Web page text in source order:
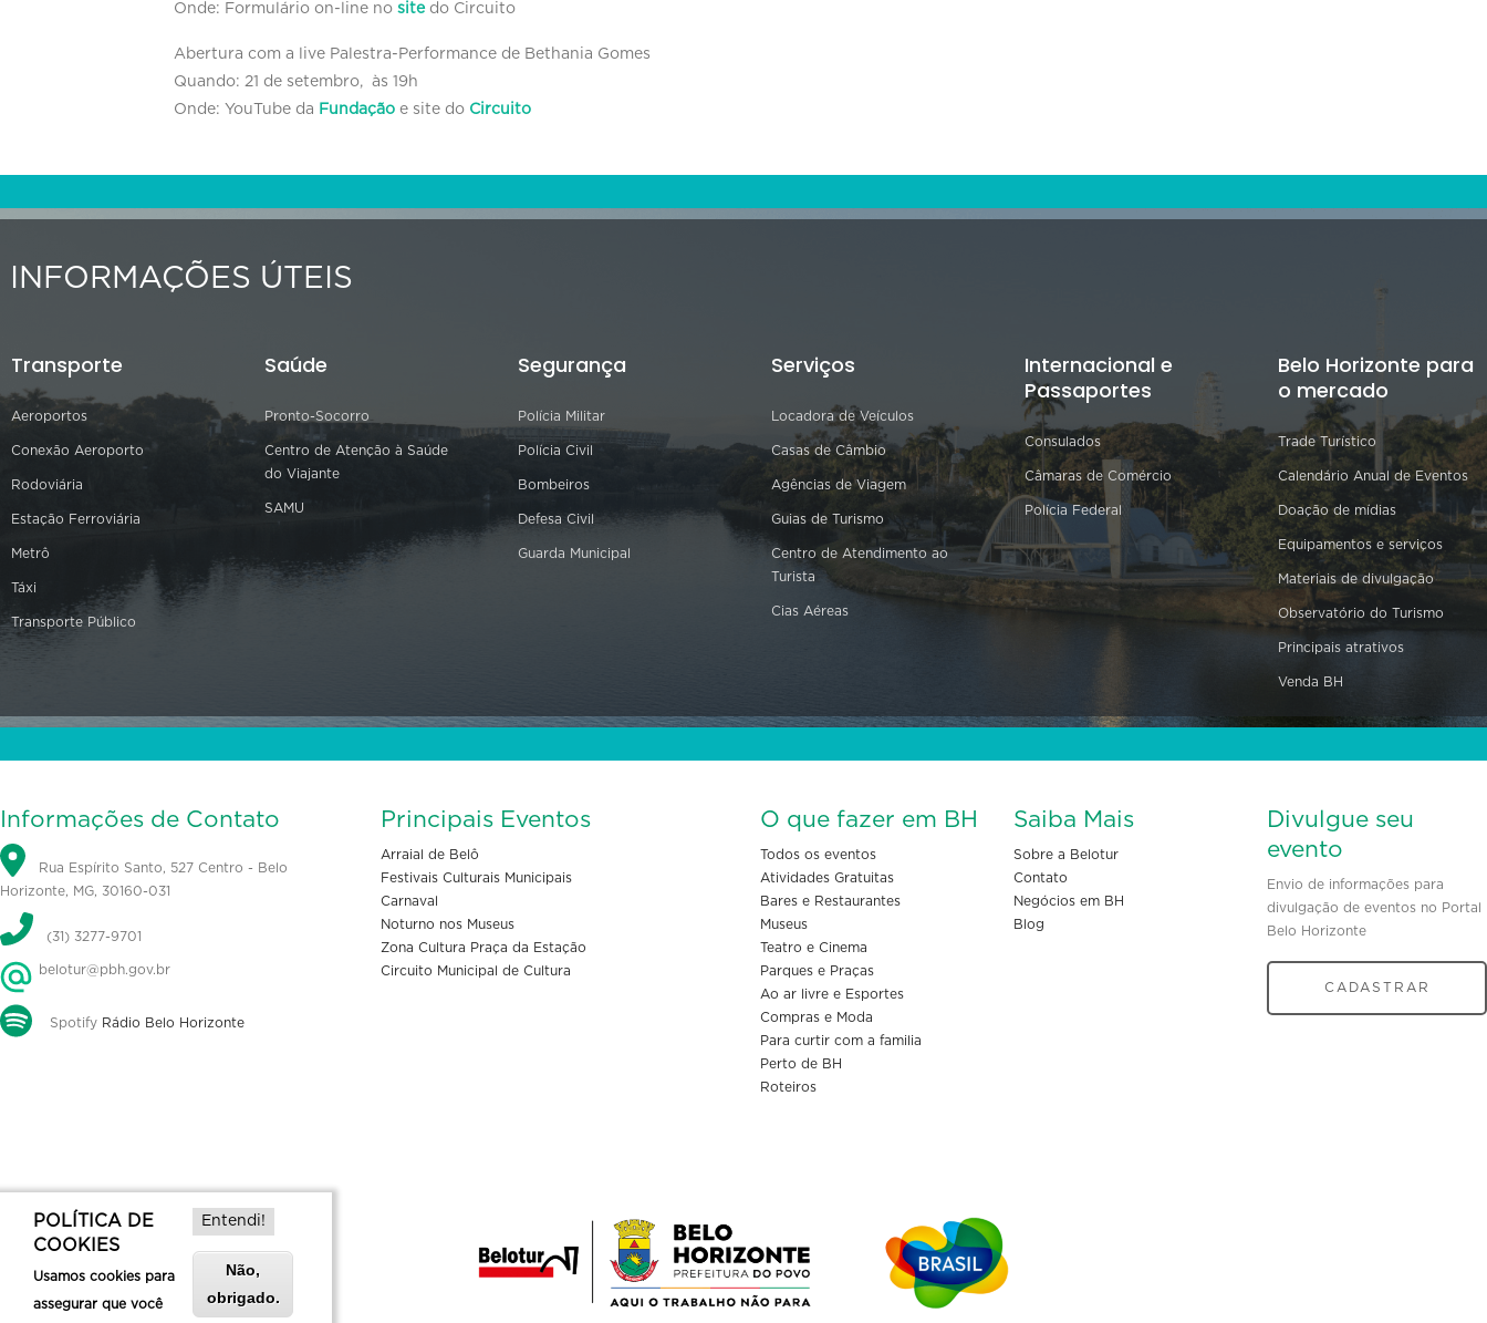
Onde: Formulário on-line nositedo Circuito
Abertura com a live Palestra-Performance de Bethania Gomes
Quando: 21 de setembro, às 19h
Onde: YouTube da Fundação e site do Circuito
INFORMAÇÕES ÚTEIS
Transporte
Aeroportos
Conexão Aeroporto
Rodoviária
Estação Ferroviária
Metrô
Táxi
Transporte Público
Saúde
Pronto-Socorro
Centro de Atenção à Saúde
do Viajante
SAMU
Segurança
Polícia Militar
Polícia Civil
Bombeiros
Defesa Civil
Guarda Municipal
Serviços
Locadora de Veículos
Casas de Câmbio
Agências de Viagem
Guias de Turismo
Centro de Atendimento ao
Turista
Cias Aéreas
Internacional e
Passaportes
Consulados
Câmaras de Comércio
Polícia Federal
Belo Horizonte para
o mercado
Trade Turístico
Calendário Anual de Eventos
Doação de mídias
Equipamentos e serviços
Materiais de divulgação
Observatório do Turismo
Principais atrativos
Venda BH
Informações de Contato
Rua Espírito Santo, 527 Centro - Belo
Horizonte, MG, 30160-031
(31) 3277-9701
belotur@pbh.gov.br
Spotify Rádio Belo Horizonte
Principais Eventos
Arraial de Belô
Festivais Culturais Municipais
Carnaval
Noturno nos Museus
Zona Cultura Praça da Estação
Circuito Municipal de Cultura
O que fazer em BH
Todos os eventos
Atividades Gratuitas
Bares e Restaurantes
Museus
Teatro e Cinema
Parques e Praças
Ao ar livre e Esportes
Compras e Moda
Para curtir com a familia
Perto de BH
Roteiros
Saiba Mais
Sobre a Belotur
Contato
Negócios em BH
Blog
Divulgue seu
evento
Envio de informações para
divulgação de eventos no Portal
Belo Horizonte
CADASTRAR
POLÍTICA DE
COOKIES
Usamos cookies para
assegurar que você
Entendi!
Não,
obrigado.